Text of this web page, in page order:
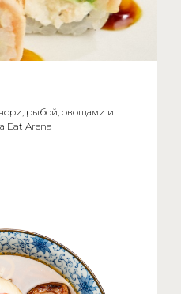
рыбой, овощами и
Eat Arena